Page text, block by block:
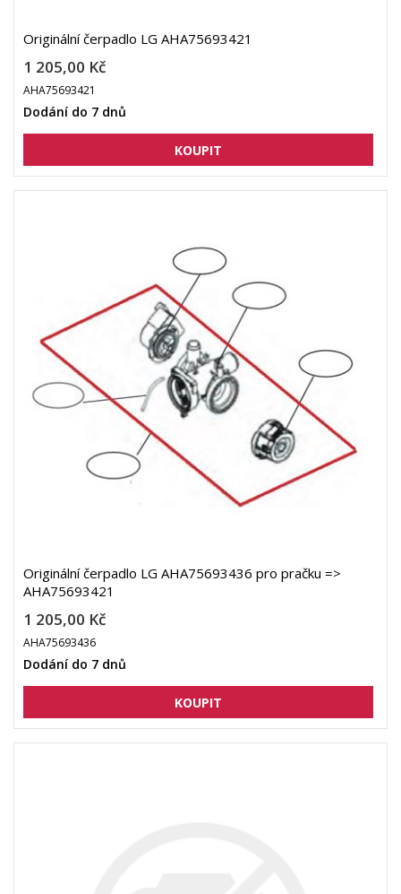
Originální čerpadlo LG AHA75693421
1 205,00 Kč
AHA75693421
Dodání do 7 dnů
Originální čerpadlo LG AHA75693436 pro pračku =>
AHA75693421
1 205,00 Kč
AHA75693436
Dodání do 7 dnů